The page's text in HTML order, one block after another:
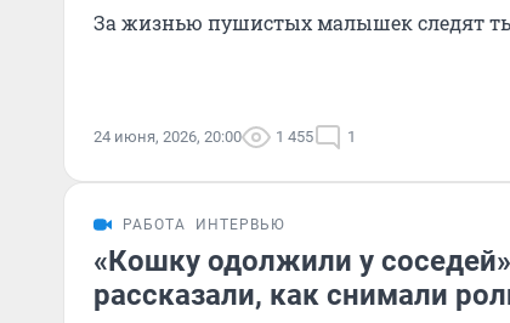
За жизнью пушистых малышек следят
24 июня, 2026, 20:00 1 455 1
РАБОТА ИНТЕРВЬЮ
«Кошку одолжили у
рассказали, как снимали